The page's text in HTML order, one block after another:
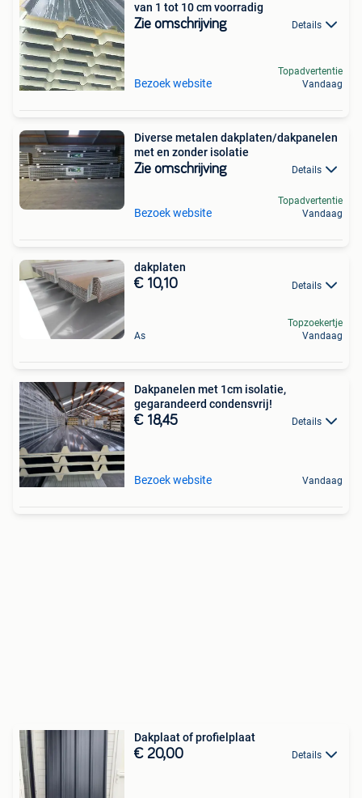
van 1 tot 10 cm voorradig
Zie omschrijving Details
Bezoek website
Topadvertentie
Vandaag
Diverse metalen dakplaten/dakpanelen
met en zonder isolatie
Zie omschrijving Details
Bezoek website
Topadvertentie
Vandaag
dakplaten
€ 10,10 Details
As
Topzoekertje
Vandaag
Dakpanelen met 1cm isolatie,
gegarandeerd condensvrij!
€ 18,45 Details
Bezoek website Vandaag
Dakplaat of profielplaat
€ 20,00 Details